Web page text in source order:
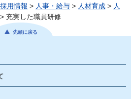
用情報 > 人事・給与 > 人材育成 > 人
> 充実した職員研修
先頭に戻る